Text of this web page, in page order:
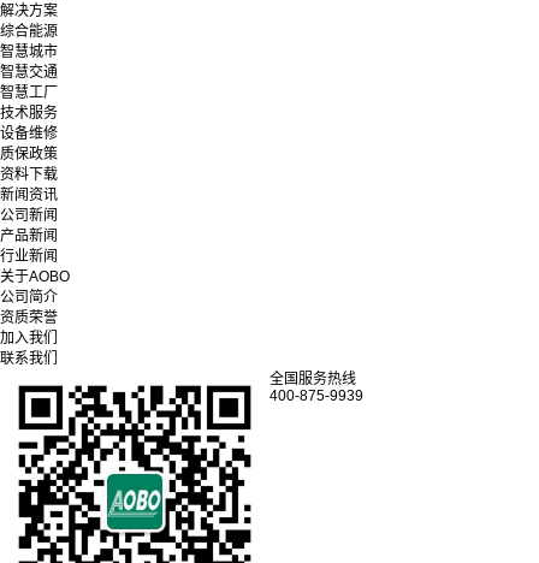
解决方案
综合能源
智慧城市
智慧交通
智慧工厂
技术服务
设备维修
质保政策
资料下载
新闻资讯
公司新闻
产品新闻
行业新闻
关于AOBO
公司简介
资质荣誉
加入我们
联系我们
全国服务热线
400-875-9939